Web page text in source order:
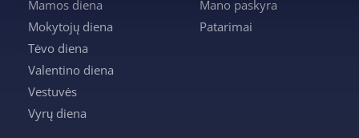
Mamos diena
Mokytojų diena
Tėvo diena
Valentino diena
Vestuvės
Vyrų diena
Mano paskyra
Patarimai